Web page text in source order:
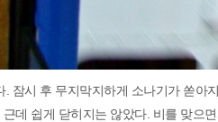
잠시 후 무지막지하게 소나기가 쏟
데 쉽게 닫히지는 않았다. 비를 맞으